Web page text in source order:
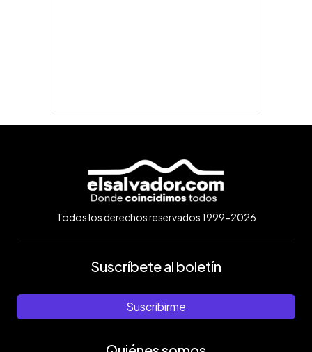
Todos los derechos reservados 1999-2026
Suscríbete al boletín
Suscribirme